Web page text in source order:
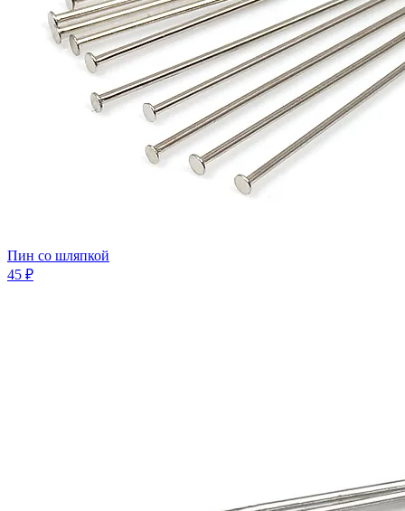
Пин со шляпкой
45 ₽